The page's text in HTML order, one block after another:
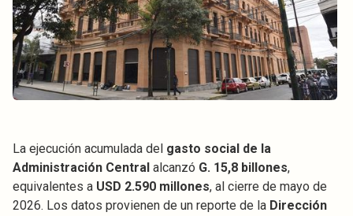
La ejecución acumulada del gasto social de la
Administración Central alcanzó G. 15,8 billones,
equivalentes a USD 2.590 millones, al cierre de mayo de
2026. Los datos provienen de un reporte de la Dirección